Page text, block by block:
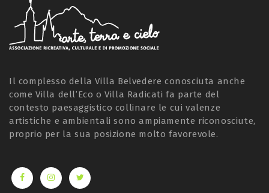
Il complesso della Villa Belvedere conosciuta anche
come Villa dell’Eco o Villa Radicati fa parte del
contesto paesaggistico collinare le cui valenze
artistiche e ambientali sono ampiamente riconosciute,
proprio per la sua posizione molto favorevole.